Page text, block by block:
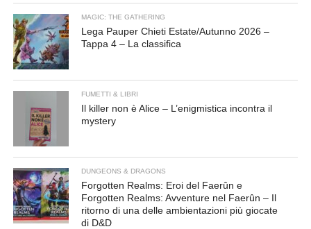
MAGIC: THE GATHERING
Lega Pauper Chieti Estate/Autunno 2026 –
Tappa 4 – La classifica
FUMETTI & LIBRI
Il killer non è Alice – L’enigmistica incontra il
mystery
DUNGEONS & DRAGONS
Forgotten Realms: Eroi del Faerûn e
Forgotten Realms: Avventure nel Faerûn – Il
ritorno di una delle ambientazioni più giocate
di D&D